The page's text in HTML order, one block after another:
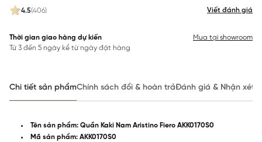
4.5(406) Viết đánh giá
Thời gian giao hàng dự kiến
Từ 3 đến 5 ngày kể từ ngày đặt hàng
Mua tại showroom
Chi tiết sản phẩmChính sách đổi & hoàn trảĐánh giá & Nhận xét
Tên sản phẩm: Quần Kaki Nam Aristino Fiero AKK0170S0
Mã sản phẩm: AKK0170S0